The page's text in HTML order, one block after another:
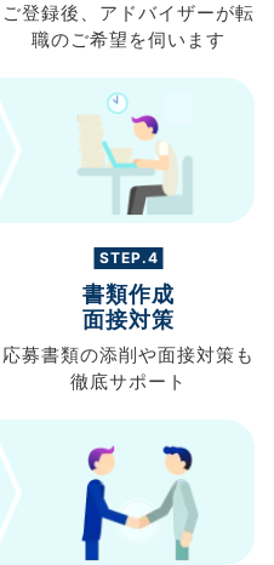
ご登録後、 アドバイザーが転
職のご希望を伺います
STEP.4
書類作成
面接対策
応募書類の添削や面接対策も
徹底サポート